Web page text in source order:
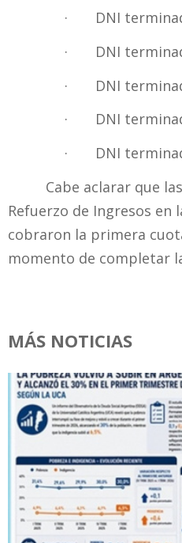
· DNI
· DNI
· DNI
· DNI
· DNI
Cabe aclarar que
Refuerzo de Ingresos en
cobraron la primera
momento de completar
MÁS NOTICIAS